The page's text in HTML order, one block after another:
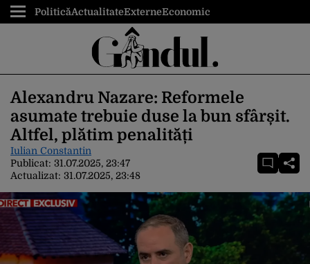
PoliticăActualitateExterneEconomic
Alexandru Nazare: Reformele
asumate trebuie duse la bun sfârșit.
Altfel, plătim penalități
Iulian Constantin
Publicat: 31.07.2025, 23:47
Actualizat: 31.07.2025, 23:48